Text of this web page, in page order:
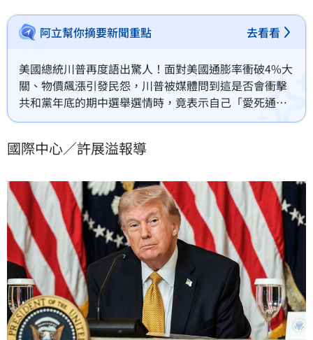
阿立幫你摘要新聞重點 去看看
美國總統川普再度語出驚人！面對美國通膨率衝破4%大
關、物價飆漲引發民怨，川普被媒體問到這是否會衝擊
共和黨年底的期中選舉選情時，竟表示自己「愛死通膨
了（I love the inflation）」。他強調，只要能阻止伊朗
價與油價就會回落。
國際中心／許展溢報導